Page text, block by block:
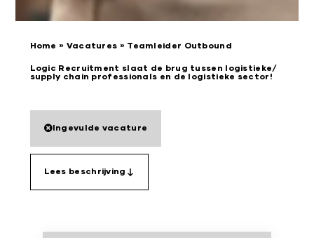
Home » Vacatures » Teamleider Outbound
Logic Recruitment slaat de brug tussen logistieke/
supply chain professionals en de logistieke sector!
Ingevulde vacature
Lees beschrijving